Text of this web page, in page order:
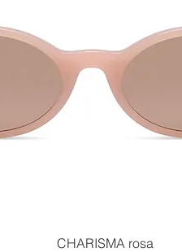
Vista rápida
CHARISMA rosa